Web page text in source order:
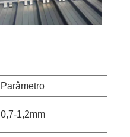
Parâmetro
0,7-1,2mm